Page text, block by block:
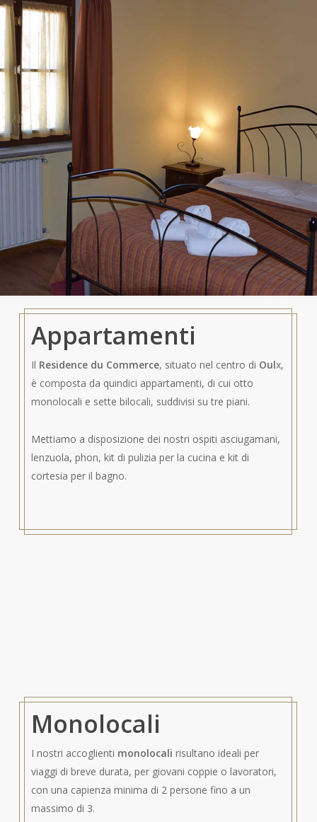
Appartamenti
Il Residence du Commerce, situato nel centro di Oulx,
è composta da quindici appartamenti, di cui otto
monolocali e sette bilocali, suddivisi su tre piani.
Mettiamo a disposizione dei nostri ospiti asciugamani,
lenzuola, phon, kit di pulizia per la cucina e kit di
cortesia per il bagno.
Monolocali
I nostri accoglienti monolocali risultano ideali per
viaggi di breve durata, per giovani coppie o lavoratori,
con una capienza minima di 2 persone fino a un
massimo di 3.